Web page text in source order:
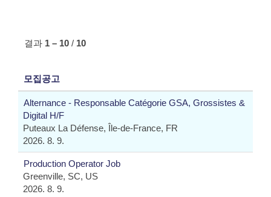
결과 1 – 10 / 10
모집공고
Alternance - Responsable Catégorie GSA, Grossistes &
Digital H/F
Puteaux La Défense, Île-de-France, FR
2026. 8. 9.
Production Operator Job
Greenville, SC, US
2026. 8. 9.